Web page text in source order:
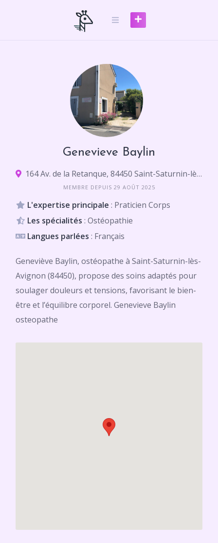
Genevieve Baylin
164 Av. de la Retanque, 84450 Saint-Saturnin-lès-Avignon
MEMBRE DEPUIS 29 AOÛT 2025
L'expertise principale : Praticien Corps
Les spécialités : Ostéopathie
Langues parlées : Français
Geneviève Baylin, ostéopathe à Saint-Saturnin-lès-
Avignon (84450), propose des soins adaptés pour
soulager douleurs et tensions, favorisant le bien-
être et l’équilibre corporel. Genevieve Baylin
osteopathe